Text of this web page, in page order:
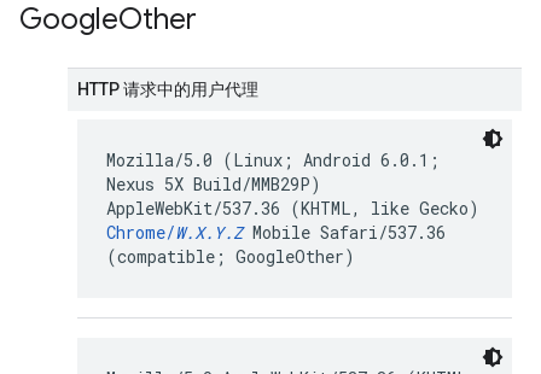
GoogleOther
HTTP 请求中的用户代理
Mozilla/5.0 (Linux; Android 6.0.1;
Nexus 5X Build/MMB29P)
AppleWebKit/537.36 (KHTML, like Gecko)
Chrome/W.X.Y.ZMobile Safari/537.36
(compatible; GoogleOther)